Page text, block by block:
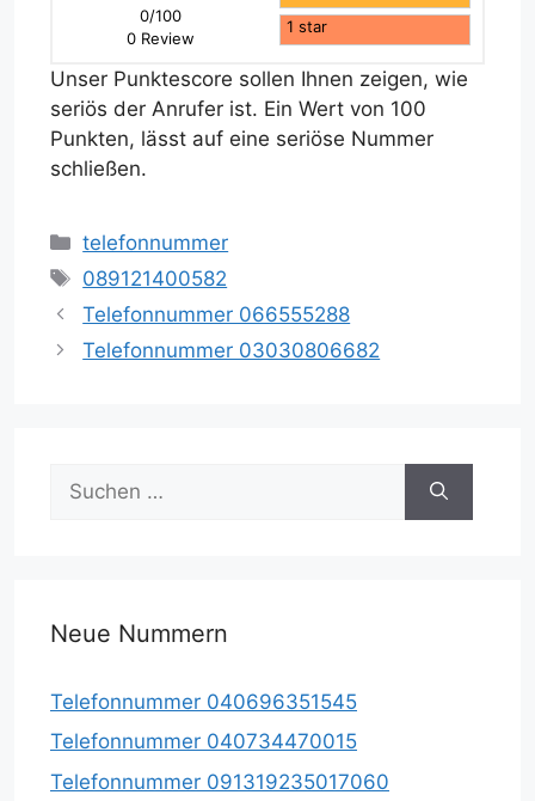
0/100
0 Review
1 star
Unser Punktescore sollen Ihnen zeigen, wie
seriös der Anrufer ist. Ein Wert von 100
Punkten, lässt auf eine seriöse Nummer
schließen.
Kategorien
telefonnummer
Schlagwörter
089121400582
Telefonnummer 066555288
Telefonnummer 03030806682
nach:
Neue Nummern
Telefonnummer 040696351545
Telefonnummer 040734470015
Telefonnummer 091319235017060